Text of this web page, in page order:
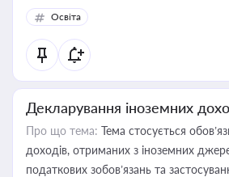
Освіта
Декларування іноземних
Про що тема: Тема стосується
доходів, отриманих з іноземних
податкових зобов’язань та